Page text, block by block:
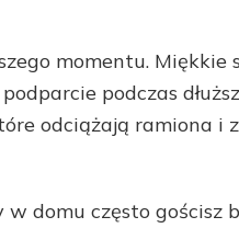
momentu. Miękkie
podczas
odciążają ramiona i
domu często gościsz